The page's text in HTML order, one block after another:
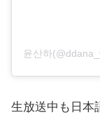
윤산하
生放送中も日本